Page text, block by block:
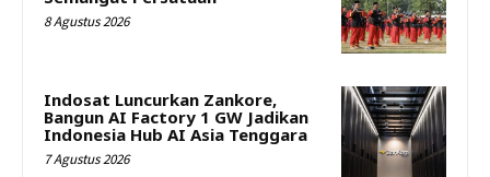
8 Agustus 2026
Indosat Luncurkan Zankore,
Bangun AI Factory 1 GW Jadikan
Indonesia Hub AI Asia Tenggara
7 Agustus 2026